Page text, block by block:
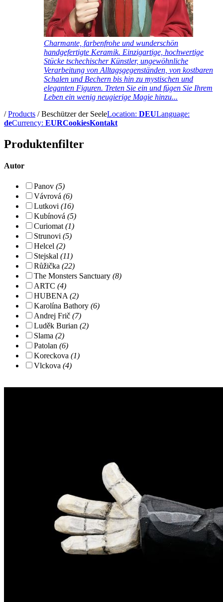
Charmante, farbenfrohe und wunderschön
handgefertigte Keramik. Einzigartige, hochwertige
Stücke tschechischer Künstler, ungewöhnliche
Verarbeitung von Alltagsgegenständen, von kostbaren
Schalen und Bechern bis hin zu mystischen und
eleganten Figuren. Treten Sie ein und fügen Sie Ihrem
Leben ein wenig neugierige Magie hinzu...
/Products /Beschützer der SeeleLocation: DEULanguage:
deCurrency: EURCookiesKontakt
Produktenfilter
Autor
Panov (5)
Vávrová (6)
Lutkovi (16)
Kubínová (5)
Curiomat(1)
Strunovi (5)
Helcel (2)
Stejskal (11)
Růžička (22)
The Monsters Sanctuary (8)
ARTC (4)
HUBENA(2)
Karolína Bathory (6)
Andrej Frič (7)
Luděk Burian (2)
Slama (2)
Patolan (6)
Koreckova (1)
Vlckova (4)